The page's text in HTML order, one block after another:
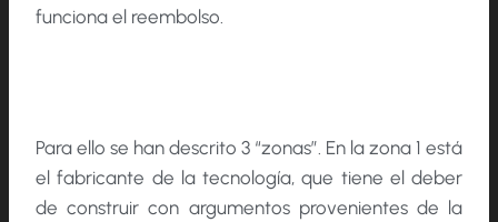
funciona el reembolso.
Para ello se han descrito 3 “zonas”. En la zona 1 está
el fabricante de la tecnología, que tiene el deber
de construir con argumentos provenientes de la